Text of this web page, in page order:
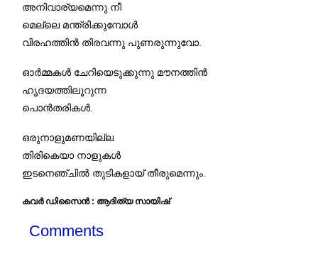
അനിവാര്യമെന്നു നീ
മെല്ലെ മന്ത്രിക്കുമ്പോൾ
വിരഹത്തിൻ തിരവന്നു പുണരുന്നുവോ.
ഓർമ്മകൾ ചേറിയെടുക്കുന്നു മൗനത്തിൻ
ഹൃദയത്തിലൂറുന്ന
പൊൻതരികൾ.
ഒരുനാളുമണയില്ല
തിരികെയാ നാളുകൾ
ഇടനെഞ്ചിൽ തുടികളായ് തീരുമെന്നും.
കവർ ഡിസൈൻ : ആദിത്യ സായിഷ്
Comments